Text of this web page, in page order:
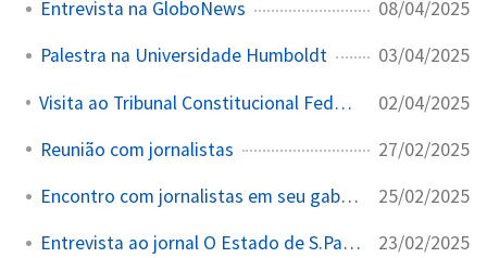
Entrevista na GloboNews 08/04/2025
Palestra na Universidade Humboldt 03/04/2025
Visita ao Tribunal Constitucional Federal da Alemanha 02/04/2025
Reunião com jornalistas 27/02/2025
Encontro com jornalistas em seu gabinete 25/02/2025
Entrevista ao jornal O Estado de S.Paulo 23/02/2025